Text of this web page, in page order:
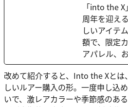
「into the
周年を迎え
しいアイテ
額で、限定
アパレル、
改めて紹介すると、Into the Xと
しいルアー購入の形。一度申し込
いで、激レアカラーや季節感のあ